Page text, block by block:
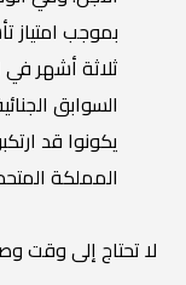
بموجب امتياز
ثلاثة أشهر
السوابق
يكونوا قد
المملكة
لا تحتاج إلى وقت